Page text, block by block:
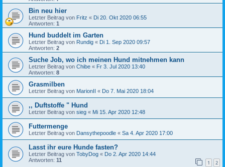
Bin neu hier
Letzter Beitrag von Fritz « Di 20. Okt 2020 06:55
Antworten: 1
Hund buddelt im Garten
Letzter Beitrag von Rundig « Di 1. Sep 2020 09:57
Antworten: 2
Suche Job, wo ich meinen Hund mitnehmen kann
Letzter Beitrag von Chibe « Fr 3. Jul 2020 13:40
Antworten: 8
Grasmilben
Letzter Beitrag von MarionII « Do 7. Mai 2020 18:04
,, Duftstoffe " Hund
Letzter Beitrag von sieg « Mi 15. Apr 2020 12:48
Futtermenge
Letzter Beitrag von Dansythepoodle « Sa 4. Apr 2020 17:00
Lasst ihr eure Hunde fasten?
Letzter Beitrag von TobyDog « Do 2. Apr 2020 14:44
Antworten: 11 1 2